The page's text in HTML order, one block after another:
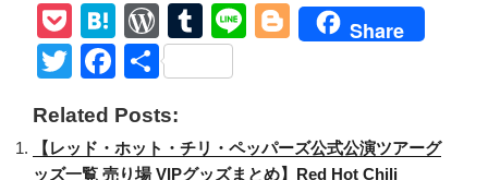
P
o
ck
et
H
at
e
n
a
W
or
d
Pr
e
T
u
m
r
Li
Bl
er
Share
T
tt
er
F
c
e
共
Related Posts:
【レッド・ホット・チリ・ペッパーズ公式公演ツアーグ
ッズ一覧 売り場 VIPグッズまとめ】Red Hot Chili